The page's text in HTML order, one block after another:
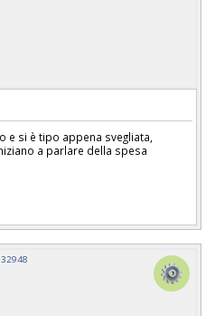
e si è tipo appena svegliata,
a parlare della spesa